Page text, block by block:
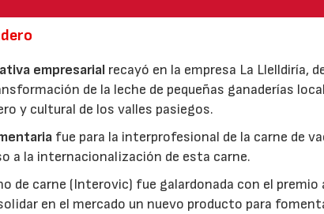
empresarial recayó en la empresa La Llelldiría,
de la leche de pequeñas ganaderías
y cultural de los valles pasiegos.
fue para la interprofesional de la carne de
a la internacionalización de esta carne.
de carne (Interovic) fue galardonada con el premio
en el mercado un nuevo producto para